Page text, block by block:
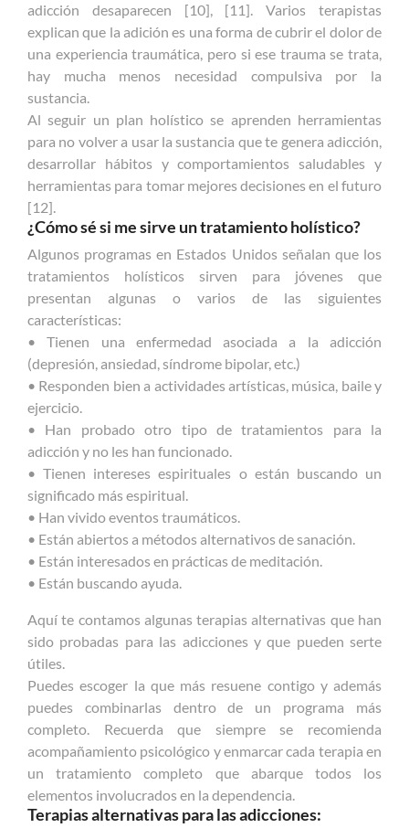
adicción desaparecen [10], [11]. Varios terapistas
explican que la adición es una forma de cubrir el dolor de
una experiencia traumática, pero si ese trauma se trata,
hay mucha menos necesidad compulsiva por la
sustancia.
Al seguir un plan holístico se aprenden herramientas
para no volver a usar la sustancia que te genera adicción,
desarrollar hábitos y comportamientos saludables y
herramientas para tomar mejores decisiones en el futuro
[12].
¿Cómo sé si me sirve un tratamiento holístico?
Algunos programas en Estados Unidos señalan que los
tratamientos holísticos sirven para jóvenes que
presentan algunas o varios de las siguientes
características:
• Tienen una enfermedad asociada a la adicción
(depresión, ansiedad, síndrome bipolar, etc.)
• Responden bien a actividades artísticas, música, baile y
ejercicio.
• Han probado otro tipo de tratamientos para la
adicción y no les han funcionado.
• Tienen intereses espirituales o están buscando un
significado más espiritual.
• Han vivido eventos traumáticos.
• Están abiertos a métodos alternativos de sanación.
• Están interesados en prácticas de meditación.
• Están buscando ayuda.
Aquí te contamos algunas terapias alternativas que han
sido probadas para las adicciones y que pueden serte
útiles.
Puedes escoger la que más resuene contigo y además
puedes combinarlas dentro de un programa más
completo. Recuerda que siempre se recomienda
acompañamiento psicológico y enmarcar cada terapia en
un tratamiento completo que abarque todos los
elementos involucrados en la dependencia.
Terapias alternativas para las adicciones: